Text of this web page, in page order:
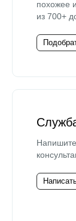
похожее
из 700+